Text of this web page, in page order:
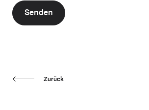
Senden
Zurück